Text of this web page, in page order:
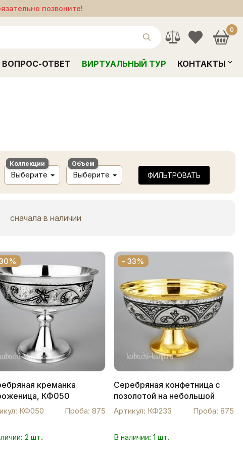
позвоните!
0
ВОПРОС-ОТВЕТ ВИРТУАЛЬНЫЙ ТУР КОНТАКТЫ
Коллекции
Выберите
Объем
Выберите ФИЛЬТРОВАТЬ
сначала в наличии
креманка
КФ050
КФ050 Проба: 875
2 шт.
- 33%
Серебряная конфетница с
позолотой на небольшой
ножке , КФ233
Артикул: КФ233 Проба: 875
В наличии: 1 шт.